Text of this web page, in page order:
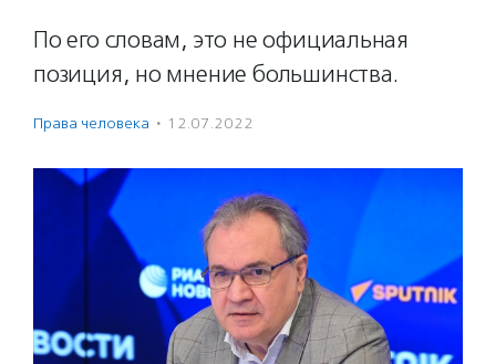
По его словам, это не официальная
позиция, но мнение большинства.
Права человека · 12.07.2022